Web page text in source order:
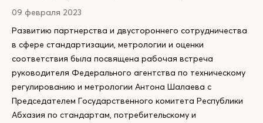
09 февраля 2023
Развитию партнерства и двустороннего сотрудничества
в сфере стандартизации, метрологии и оценки
соответствия была посвящена рабочая встреча
руководителя Федерального агентства по техническому
регулированию и метрологии Антона Шалаева с
Председателем Государственного комитета Республики
Абхазия по стандартам, потребительскому и